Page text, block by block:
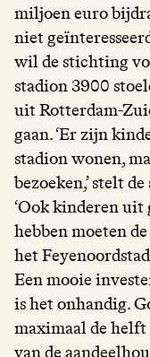
miljoen euro
niet
wil de stichting
stadion 3900
uit Rotterdam-
gaan. ‘Er zijn
stadion wonen,
bezoeken,’ stelt
‘Ook kinderen uit
hebben moeten
het
Een mooie
is het onhandig.
maximaal de
van de